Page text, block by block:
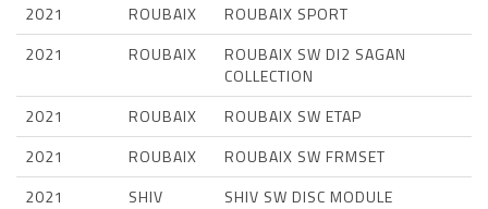
2021
ROUBAIX
ROUBAIX SPORT
2021
ROUBAIX
ROUBAIX SW DI2 SAGAN
COLLECTION
2021
ROUBAIX
ROUBAIX SW ETAP
2021
ROUBAIX
ROUBAIX SW FRMSET
2021
SHIV
SHIV SW DISC MODULE